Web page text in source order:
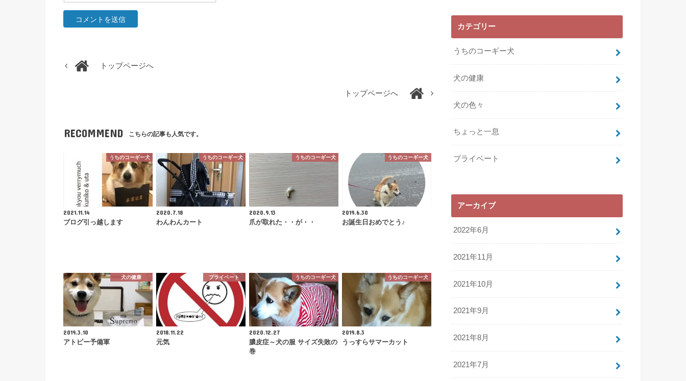
トップページへ
トップページへ
RECOMMEND こちらの記事も人気です。
うちのコーギー犬
2021.11.14
ブログ引っ越します
うちのコーギー犬
2020.7.18
わんわんカート
うちのコーギー犬
2020.9.13
爪が取れた・・が・・
うちのコーギー犬
2019.6.30
お誕生日おめでとう♪
犬の健康
2019.3.10
アトピー予備軍
プライベート
2018.11.22
元気
うちのコーギー犬
2020.12.27
膿皮症～犬の服 サイズ失敗の
巻
うちのコーギー犬
2019.8.3
うっすらサマーカット
カテゴリー
うちのコーギー犬
犬の健康
犬の色々
ちょっと一息
プライベート
アーカイブ
2022年6月
2021年11月
2021年10月
2021年9月
2021年8月
2021年7月